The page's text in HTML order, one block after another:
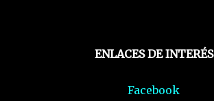
ENLACES DE INTERÉS
Facebook